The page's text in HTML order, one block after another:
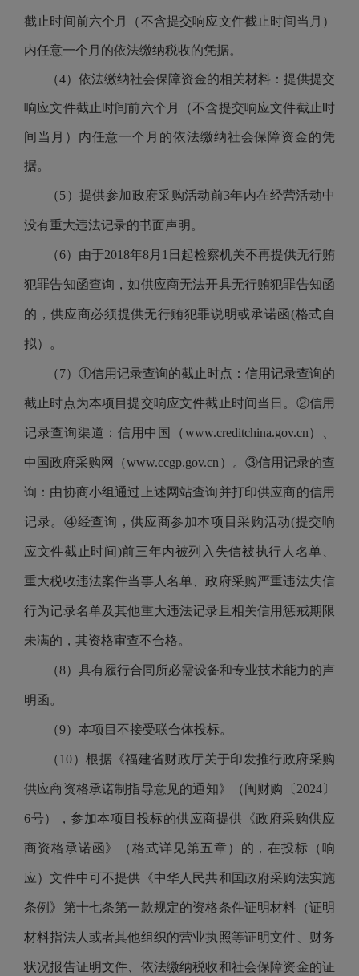
截止时间前六个月 （不含提交响应文件截止时间 当月）
内任意一个月的依法缴纳税收的凭据。
（4）依法缴纳社会保障资金的相关材料：提供提交
响应文件截止时间前六个月 （不含提交响应文件截止时
间 当月） 内任意一个月的依法缴纳社会保障资金的凭
据。
（5）提供参加政府采购活动前3年内在经营活动中
没有重大违法记录的书面声明。
（6）由于2018年8月1日起检察机关不再提供无行贿
犯罪告知函查询，如供应商无法开具无行贿犯罪告知函
的，供应商必须提供无行贿犯罪说明或承诺函(格式自
拟）。
（7）①信用记录查询的截止时点：信用记录查询的
截止时点为本项目提交响应文件截止时间当日。②信用
记录查询渠道：信用中国（www.creditchina.gov.cn）、
中国政府采购网（www.ccgp.gov.cn）。③信用记录的查
询：由协商小组通过上述网站查询并打印供应商的信用
记录。④经查询，供应商参加本项目采购活动(提交响
应文件截止时间)前三年内被列入失信被执行人名单、
重大税收违法案件当事人名单、政府采购严重违法失信
行为记录名单及其他重大违法记录且相关信用惩戒期限
未满的，其资格审查不合格。
（8）具有履行合同所必需设备和专业技术能力的声
明函。
（9）本项目不接受联合体投标。
（10）根据《福建省财政厅关于印发推行政府采购
供应商资格承诺制指导意见的通知》（闽财购〔2024〕
6号），参加本项目投标的供应商提供《政府采购供应
商资格承诺函》（格式详见第五章）的，在投标（响
应）文件中可不提供《中华人民共和国政府采购法实施
条例》第十七条第一款规定的资格条件证明材料（证明
材料指法人或者其他组织的营业执照等证明文件、财务
状况报告证明文件、依法缴纳税收和社会保障资金的证